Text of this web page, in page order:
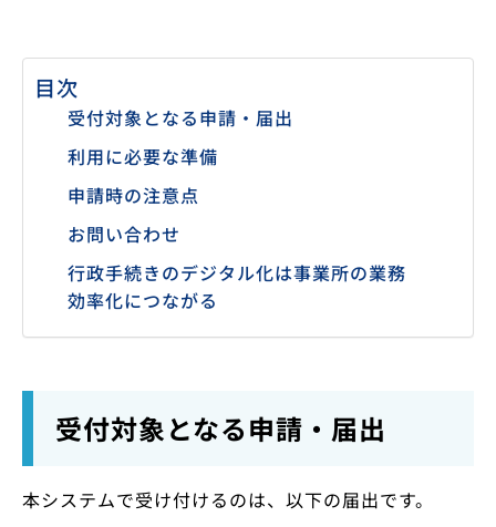
目次
受付対象となる申請・届出
利用に必要な準備
申請時の注意点
お問い合わせ
行政手続きのデジタル化は事業所の業務
効率化につながる
受付対象となる申請・届出
本システムで受け付けるのは、以下の届出です。